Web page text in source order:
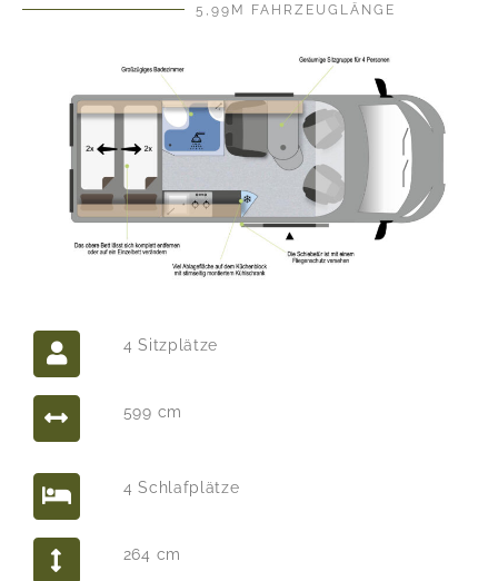
5,99M FAHRZEUGLÄNGE
4 Sitzplätze
599 cm
4 Schlafplätze
264 cm